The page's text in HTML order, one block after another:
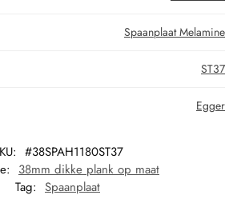
Spaanplaat Melamine
ST37
Egger
#38SPAH1180ST37
38mm dikke plank op maat
Tag: Spaanplaat